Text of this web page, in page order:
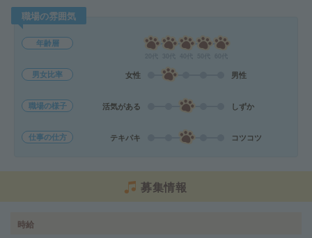
職場の雰囲気
年齢層
男女比率 女性 男性
職場の様子 活気がある しずか
仕事の仕方 テキパキ コツコツ
募集情報
時給